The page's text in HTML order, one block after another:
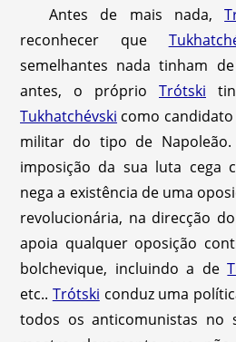
Antes de mais nada,
reconhecer que
semelhantes nada tinham
antes, o próprio Trótski
Tukhatchévski como
militar do tipo de
imposição da sua luta cega
nega a existência de uma
revolucionária, na direcção
apoia qualquer oposição
bolchevique, incluindo a de
etc.. Trótski conduz uma
todos os anticomunistas no